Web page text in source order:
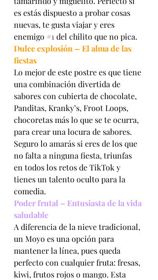
es estás dispuesto a probar cosas
nuevas, te gusta viajar y eres
enemigo #1 del chilito que no pica.
Dulce explosión – El alma de las
fiestas
Lo mejor de este postre es que tiene
una combinación divertida de
sabores con cubierta de chocolate,
Panditas, Kranky’s, Froot Loops,
chocoretas más lo que se te ocurra,
para crear una locura de sabores.
Seguro lo amarás si eres de los que
no falta a ninguna fiesta, triunfas
en todos los retos de TikTok y
tienes un talento oculto para la
comedia.
Poder frutal – Entusiasta de la vida
saludable
A diferencia de la nieve tradicional,
un Moyo es una opción para
mantener la línea, pues queda
perfecto con cualquier fruta: fresas,
kiwi, frutos rojos o mango. Esta